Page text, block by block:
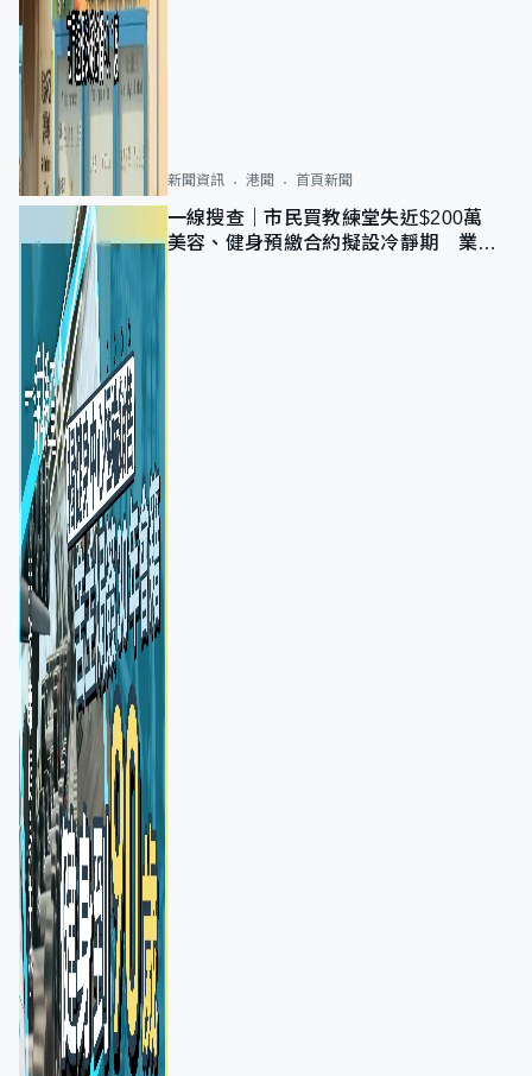
新聞資訊 港聞 首頁新聞
一線搜查｜市民買教練堂失近$200萬
美容、健身預繳合約擬設冷靜期 業界